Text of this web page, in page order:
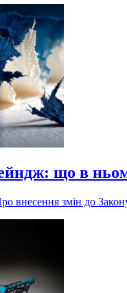
що в
внесення змін до